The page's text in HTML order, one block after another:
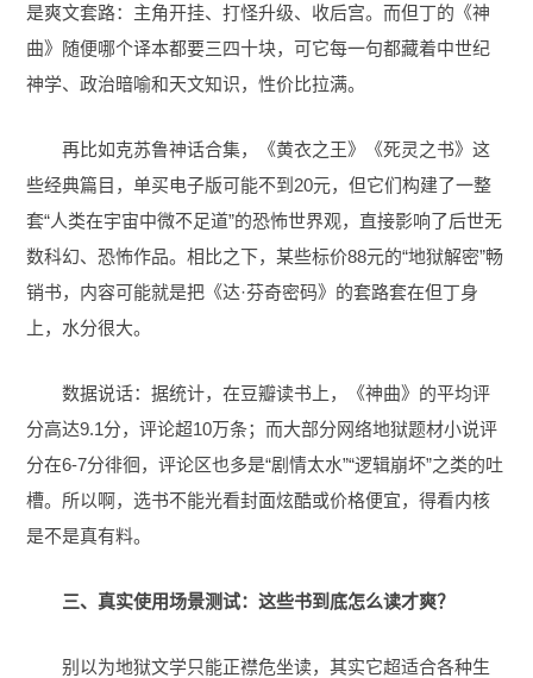
是爽文套路：主角开挂、打怪升级、收后宫。而但丁的《神
曲》随便哪个译本都要三四十块，可它每一句都藏着中世纪
神学、政治暗喻和天文知识，性价比拉满。
再比如克苏鲁神话合集，《黄衣之王》《死灵之书》这
些经典篇目，单买电子版可能不到20元，但它们构建了一整
套“人类在宇宙中微不足道”的恐怖世界观，直接影响了后世无
数科幻、恐怖作品。相比之下，某些标价88元的“地狱解密”畅
销书，内容可能就是把《达·芬奇密码》的套路套在但丁身
上，水分很大。
数据说话：据统计，在豆瓣读书上，《神曲》的平均评
分高达9.1分，评论超10万条；而大部分网络地狱题材小说评
分在6-7分徘徊，评论区也多是“剧情太水”“逻辑崩坏”之类的吐
槽。所以啊，选书不能光看封面炫酷或价格便宜，得看内核
是不是真有料。
三、真实使用场景测试：这些书到底怎么读才爽？
别以为地狱文学只能正襟危坐读，其实它超适合各种生